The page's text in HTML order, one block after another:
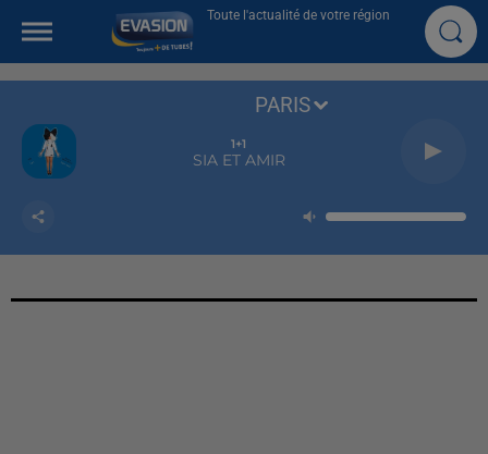
Toute l'actualité de votre région
1+1
SIA ET AMIR
PARIS